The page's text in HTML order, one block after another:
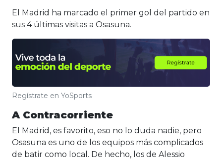
El Madrid ha marcado el primer gol del partido en
sus 4 últimas visitas a Osasuna.
Regístrate en YoSports
A Contracorriente
El Madrid, es favorito, eso no lo duda nadie, pero
Osasuna es uno de los equipos más complicados
de batir como local. De hecho, los de Alessio